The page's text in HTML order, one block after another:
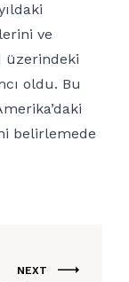
ve
üzerindeki
oldu. Bu
belirlemede
NEXT